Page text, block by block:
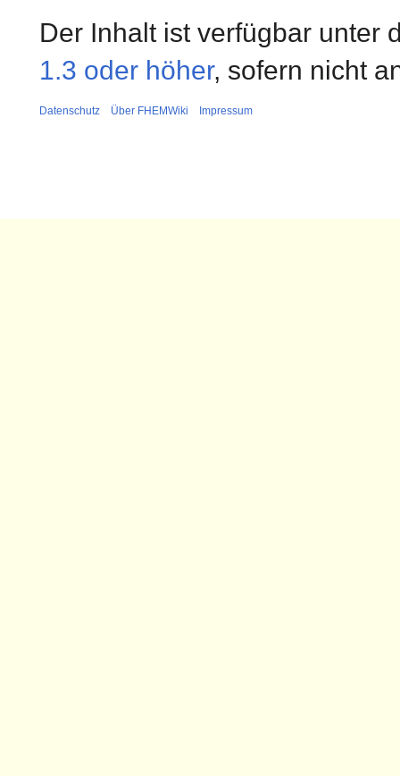
Der Inhalt ist verfügbar unter
1.3 oder höher, sofern nicht
Datenschutz Über FHEMWiki Impressum